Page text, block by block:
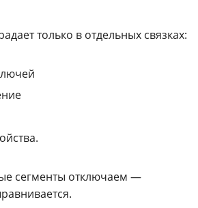
только в отдельных связках:
сегменты отключаем —